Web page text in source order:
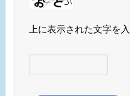
上に表示された文字を